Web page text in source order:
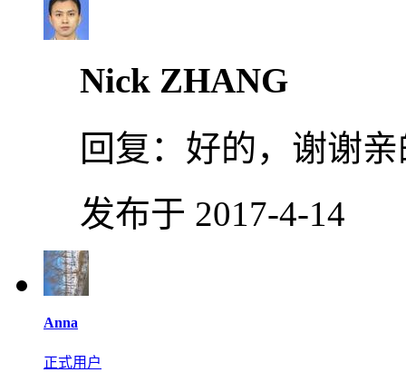
Nick ZHANG
回复： 好的，谢谢
发布于 2017-4-14
Anna
正式用户